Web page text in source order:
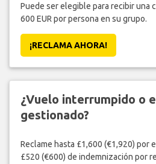
Puede ser elegible para recibir una
600 EUR por persona en su grupo.
¡RECLAMA AHORA!
¿Vuelo interrumpido o
gestionado?
Reclame hasta £1,600 (€1,920) por
£520 (€600) de indemnización por